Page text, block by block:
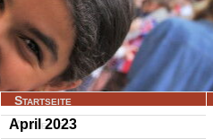
Navigation
überspringen
Startseite
Aktuelles
April 2023